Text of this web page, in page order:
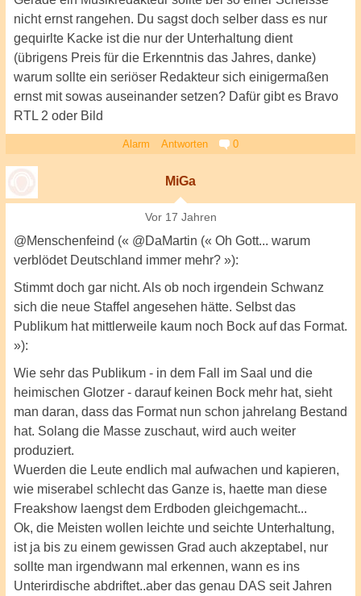
nicht ernst rangehen. Du sagst doch selber dass es nur
gequirlte Kacke ist die nur der Unterhaltung dient
(übrigens Preis für die Erkenntnis das Jahres, danke)
warum sollte ein seriöser Redakteur sich einigermaßen
ernst mit sowas auseinander setzen? Dafür gibt es Bravo
RTL 2 oder Bild
Alarm Antworten 0
MiGa
Vor 17 Jahren
@Menschenfeind (« @DaMartin (« Oh Gott... warum
verblödet Deutschland immer mehr? »):
Stimmt doch gar nicht. Als ob noch irgendein Schwanz
sich die neue Staffel angesehen hätte. Selbst das
Publikum hat mittlerweile kaum noch Bock auf das Format.
»):
Wie sehr das Publikum - in dem Fall im Saal und die
heimischen Glotzer - darauf keinen Bock mehr hat, sieht
man daran, dass das Format nun schon jahrelang Bestand
hat. Solang die Masse zuschaut, wird auch weiter
produziert.
Wuerden die Leute endlich mal aufwachen und kapieren,
wie miserabel schlecht das Ganze is, haette man diese
Freakshow laengst dem Erdboden gleichgemacht...
Ok, die Meisten wollen leichte und seichte Unterhaltung,
ist ja bis zu einem gewissen Grad auch akzeptabel, nur
sollte man irgendwann mal erkennen, wann es ins
Unterirdische abdriftet..aber das genau DAS seit Jahren